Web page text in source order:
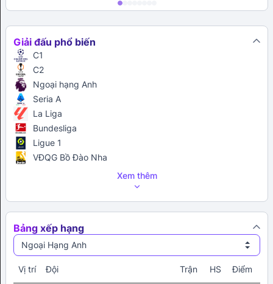
Giải đấu phổ biến
C1
C2
Ngoại hạng Anh
Seria A
La Liga
Bundesliga
Ligue 1
VĐQG Bồ Đào Nha
Xem thêm
Bảng xếp hạng
Ngoại Hạng Anh
Vị trí Đội Trận HS Điểm